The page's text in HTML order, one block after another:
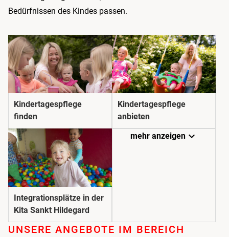
Bedürfnissen des Kindes passen.
Kindertagespflege
finden
Kindertagespflege
anbieten
Integrationsplätze in der
Kita Sankt Hildegard
mehr anzeigenexpand_more
UNSERE ANGEBOTE IM BEREICH